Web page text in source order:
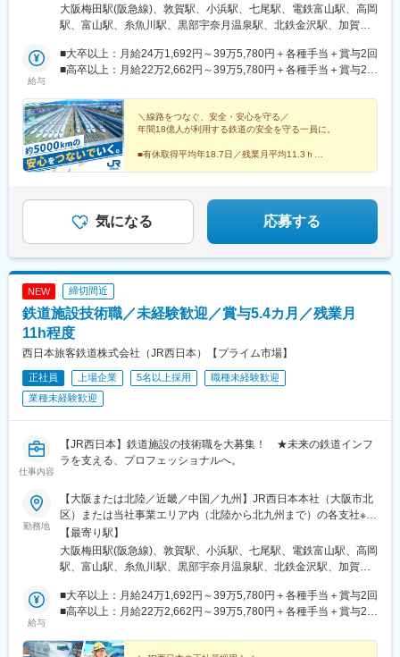
策：敷地内喫煙可能場所あり■北陸新潟県（糸魚川）富山県（富
山、高岡）石川県（金沢、七尾、羽咋、白山、加賀）福井県（福
府（京都、福知山）大阪府（大阪、高槻、堺）兵庫県（神戸、明
石、姫路、加古川、豊岡、神崎郡神河町、丹波篠山）奈良県（奈
気郡和気町、笠岡、新見、総社、倉敷、津山）鳥取県（米子、鳥
取）島根県（松江、浜田、出雲）広島県（広島、福山、三原）山
口県（山口、周南、下関）■九州福岡県（福岡)
大阪梅田駅(阪急線)、敦賀駅、小浜駅、七尾駅、電鉄富山駅、高岡
駅、富山駅、糸魚川駅、黒部宇奈月温泉駅、北鉄金沢駅、加賀笠
津駅(滋賀県)、米原駅、近江八幡駅、貴生川駅、堅田駅、近江今津
駅、近江塩津駅、京都駅、東野駅(京都府)、新田駅(京都府)、亀岡
(大阪府・阪急線)、西中島南方駅、尼崎駅(東海道本線)、川西池田
駅、天王寺駅、森ノ宮駅、京橋駅(大阪府)、四天王寺前夕陽ケ丘
駅、富木駅、日根野駅、王寺駅、木津駅(京都府)、津田駅、伊賀上
野駅、高田駅(奈良県)、兵庫駅、芦屋駅(東海道本線)、西明石駅、
姫路駅、加古川駅、西脇市駅、相生駅(兵庫県)、太市駅、和歌山
知山駅、綾部駅、篠山口駅、豊岡駅(兵庫県)、寺前駅、大阪阿部野
橋駅、ハーバーランド駅、瀬戸駅、和気駅、備前三門駅、津山
井駅、周防下郷駅、津和野駅、宇部新川駅、新下関駅、岡山駅、
新山口駅、博多駅、鳥取駅、倉吉駅、大田市駅、浜田駅、三次
駅、土橋駅(愛知県)、新神戸駅、新倉敷駅、西条駅(広島県)、清流
新岩国駅、小倉駅(福岡県)、博多南駅、福井駅、東寺駅、高槻駅、
東向日駅、千里丘駅、玉川駅(大阪府)、中津駅(地下鉄)、川西能勢
開駅、芦屋川駅、山陽姫路駅、田中口駅、神戸駅(兵庫県)、倉敷市
駅、山頂駅(千光寺山)、電鉄出雲市駅、猿猴橋町駅、広電宮島口
駅前駅、信貴山下駅、芦屋駅(阪神線)、西元町駅、西川緑道公園駅
給与
■大卒以上：月給24万1,692円～39万5,780円＋各種手当＋賞与2回
■高卒以上：月給22万2,662円～39万5,780円＋各種手当＋賞与2回
なります※京阪神地区以外の勤務地の場合は、月給（大卒以上）
23万706円以上、月給（高卒以上）21万2,541円以上となります※
上記基本給と別途、諸手当として扶養・職務・時間外・通勤手当
等を支給します……入社時年収例……大卒、月15時間相当の時間
外労働手当、賞与5.3ヵ月分（2025年度）を含む・社会人経験 5
500万円程度～・社会人経験 15年：入社時年収 540万円程度～・
社会人経験 20年：入社時年収 590万円程度～・社会人経験 25
年：入社時年収 600万円程度～
＼線路をつなぐ、安全・安心を守る／
年間18億人が利用する鉄道の安全を守る一員に。
■有休取得平均年18.7日／残業月平均11.3ｈ
気になる 応募する
NEW 締切間近
鉄道施設技術職／未経験歓迎／賞与5.4カ月／残業月
11h程度
西日本旅客鉄道株式会社（JR西日本）【プライム市場】
正社員 上場企業 5名以上採用
職種未経験歓迎
業種未経験歓迎
仕事内容
【JR西日本】鉄道施設の技術職を大募集！ ★未来の鉄道インフ
ラを支える、プロフェッショナルへ。
勤務地
【大阪または北陸／近畿／中国／九州】JR西日本本社（大阪市北
区）または当社事業エリア内（北陸から北九州まで）の各支社※可
能な限り希望に沿って配属します※I・Uターン歓迎※受動喫煙対
策：敷地内喫煙可能場所あり■北陸新潟県（糸魚川）富山県（富
山、高岡）石川県（金沢、七尾、羽咋、白山、加賀）福井県（福
府（京都、福知山）大阪府（大阪、高槻、堺）兵庫県（神戸、明
石、姫路、加古川、豊岡、神崎郡神河町、丹波篠山）奈良県（奈
気郡和気町、笠岡、新見、総社、倉敷、津山）鳥取県（米子、鳥
【最寄り駅】
大阪梅田駅(阪急線)、敦賀駅、小浜駅、七尾駅、電鉄富山駅、高岡
駅、富山駅、糸魚川駅、黒部宇奈月温泉駅、北鉄金沢駅、加賀笠
津駅(滋賀県)、米原駅、近江八幡駅、貴生川駅、堅田駅、近江今津
駅、近江塩津駅、京都駅、東野駅(京都府)、新田駅(京都府)、亀岡
(大阪府・阪急線)、西中島南方駅、尼崎駅(東海道本線)、川西池田
給与
■大卒以上：月給24万1,692円～39万5,780円＋各種手当＋賞与2回
■高卒以上：月給22万2,662円～39万5,780円＋各種手当＋賞与2回
で異なります※京阪神地区以外の勤務地の場合は、月給（大卒以